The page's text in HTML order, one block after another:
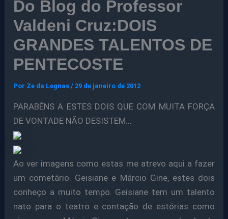
Do Blog do Professor
Valdeni Cruz:DOIS
GRANDES TALENTOS DE
PENTECOSTE
Por Ze da Legnas/ 29 de janeiro de 2012
PARABÉNS A ESTES DOIS QUE COM MUITA FORÇA
DE VONTADE NÃO DESISTEM…
Ao ver imagens como estas me atrevo aqui a fazer
um cometário. Geisiane e Márcio Gine, estes dois
conheço a muito tempo. Geisiane tem um talento
nato para o teatro e contação de estórias como